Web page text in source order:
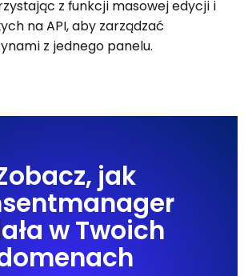
z funkcji masowej edycji i
na API, aby zarządzać
z jednego panelu.
jak
w Twoich